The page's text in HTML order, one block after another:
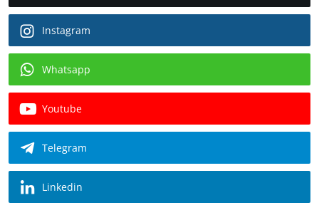
Instagram
Whatsapp
Youtube
Telegram
Linkedin